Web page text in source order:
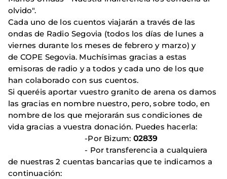
olvido".
Cada uno de los cuentos viajarán a través de las
ondas de Radio Segovia (todos los días de lunes a
viernes durante los meses de febrero y marzo) y
de COPE Segovia. Muchísimas gracias a estas
emisoras de radio y a todos y cada uno de los que
han colaborado con sus cuentos.
Si queréis aportar vuestro granito de arena os damos
las gracias en nombre nuestro, pero, sobre todo, en
nombre de los que mejorarán sus condiciones de
vida gracias a vuestra donación. Puedes hacerla:
-Por Bizum: 02839
- Por transferencia a cualquiera
de nuestras 2 cuentas bancarias que te indicamos a
continuación: